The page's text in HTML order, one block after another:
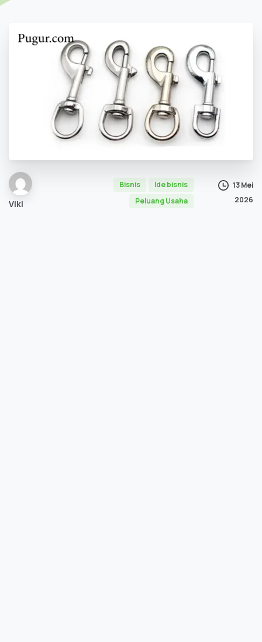
Viki
Bisnis
Ide bisnis
Peluang Usaha
13 Mei
2026